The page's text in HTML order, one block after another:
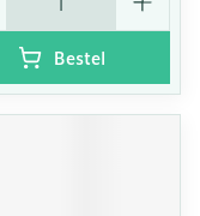
Bestel